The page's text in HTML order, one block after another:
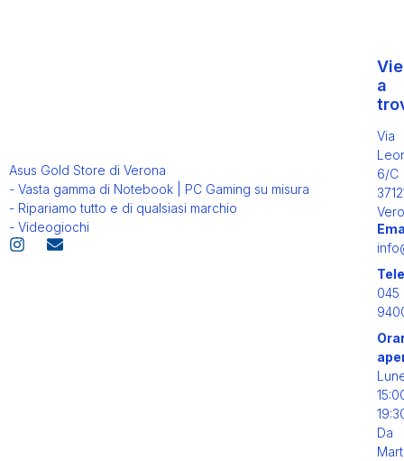
Asus Gold Store di Verona
- Vasta gamma di Notebook | PC Gaming su misura
- Ripariamo tutto e di qualsiasi marchio
- Videogiochi
a
Via
6/C
045
Da